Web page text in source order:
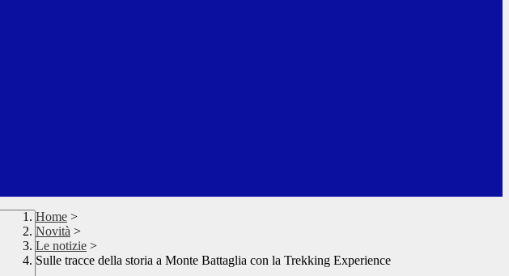
Home >
Novità >
Le notizie >
Sulle tracce della storia a Monte Battaglia con la Trekking Experience